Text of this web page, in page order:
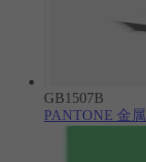
GB1507B
PANTONE 金